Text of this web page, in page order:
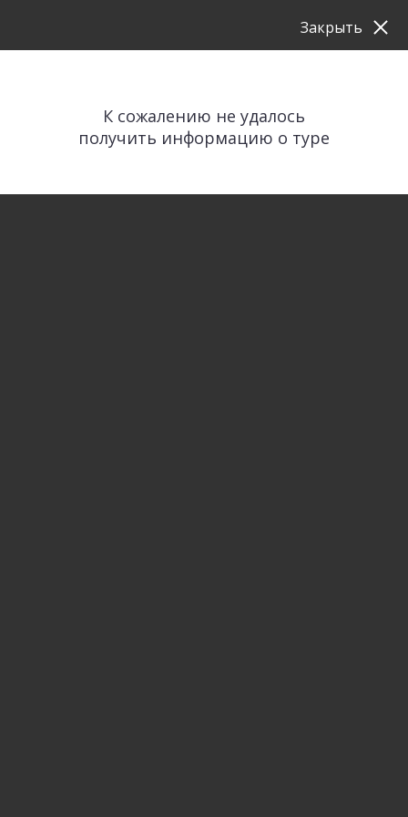
К сожалению не удалось
получить информацию о туре
Закрыть